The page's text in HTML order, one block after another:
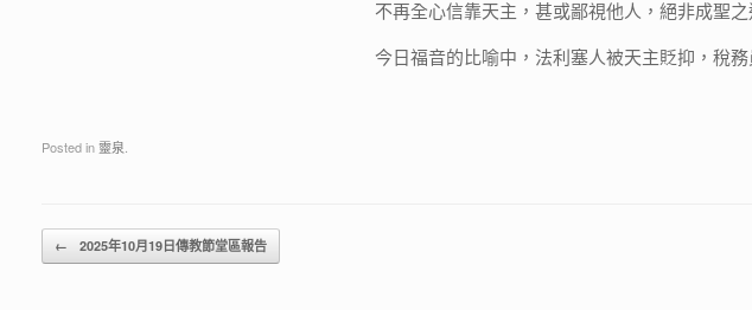
不再全心信靠天主，甚或鄙視他人，絕非成聖之
今日福音的比喻中，法利塞人被天主貶抑，稅
Posted in 靈泉
Post navigation
← 2025年10月19日傳教節堂區報告